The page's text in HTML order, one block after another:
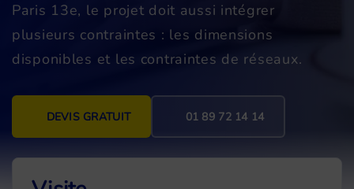
Paris 13e, le projet doit aussi intégrer
plusieurs contraintes : les dimensions
disponibles et les contraintes de réseaux.
DEVIS GRATUIT 01 89 72 14 14